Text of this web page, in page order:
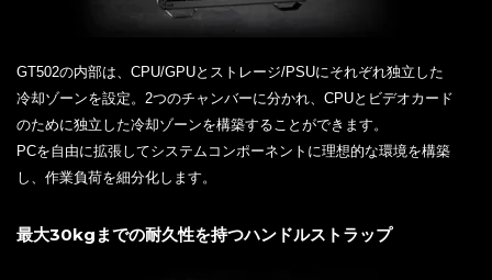
GT502の内部は、CPU/GPUとストレージ/PSUにそれぞれ独立した
冷却ゾーンを設定。2つのチャンバーに分かれ、CPUとビデオカード
のために独立した冷却ゾーンを構築することができます。
PCを自由に拡張してシステムコンポーネントに理想的な環境を構築
し、作業負荷を細分化します。
最大30kgまでの耐久性を持つハンドルストラップ